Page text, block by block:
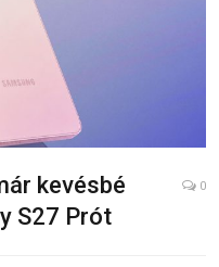
kevésbé
S27 Prót
0